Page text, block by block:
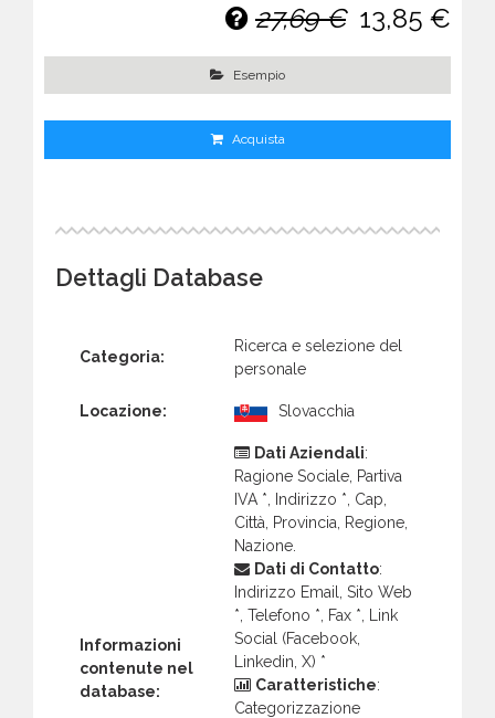
27,69 € 13,85 €
Esempio
Acquista
Dettagli Database
Categoria:
Ricerca e selezione del
personale
Locazione: Slovacchia
Informazioni
contenute nel
database:
Dati Aziendali:
Ragione Sociale, Partiva
IVA *, Indirizzo *, Cap,
Città, Provincia, Regione,
Nazione.
Dati di Contatto:
Indirizzo Email, Sito Web
*, Telefono *, Fax *, Link
Social (Facebook,
Linkedin, X) *
Caratteristiche:
Categorizzazione